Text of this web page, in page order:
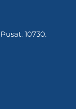
10730.